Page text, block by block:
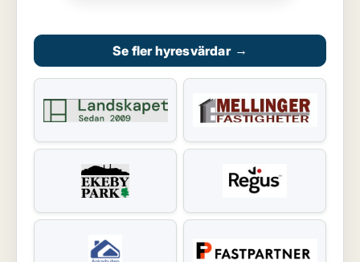
Se fler hyresvärdar →